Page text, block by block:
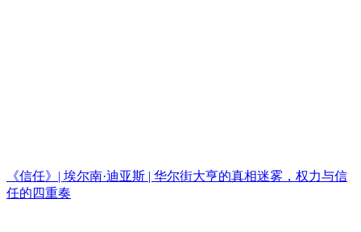
《信任》| 埃尔南·迪亚斯 | 华尔街大亨的真相迷雾，权力与信
任的四重奏